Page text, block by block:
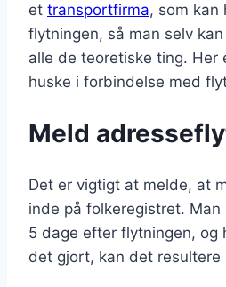
et transportfirma, som kan
flytningen, så man selv
alle de teoretiske ting. Her
huske i forbindelse med
Meld
Det er vigtigt at melde, at
inde på folkeregistret.
5 dage efter flytningen, og
det gjort, kan det resultere